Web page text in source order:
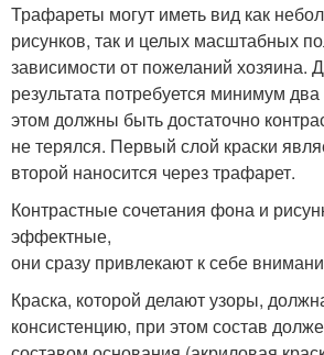
Трафареты могут иметь вид как
рисунков, так и целых масштабных
зависимости от пожеланий хозяина.
результата потребуется минимум
этом должны быть достаточно
не терялся. Первый слой краски
второй наносится через трафарет.
Контрастные сочетания фона и
эффектные,
они сразу привлекают к себе
Краска, которой делают узоры,
консистенцию, при этом состав